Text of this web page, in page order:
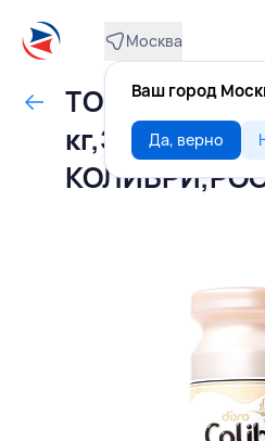
Москва
Ваш город
Да, верно
ТОППИНГ
кг,ЗОЛОТАЯ